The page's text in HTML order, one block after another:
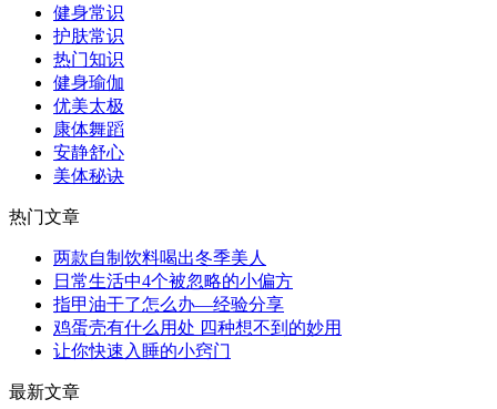
健身常识
护肤常识
热门知识
健身瑜伽
优美太极
康体舞蹈
安静舒心
美体秘诀
热门文章
两款自制饮料喝出冬季美人
日常生活中4个被忽略的小偏方
指甲油干了怎么办—经验分享
鸡蛋壳有什么用处 四种想不到的妙用
让你快速入睡的小窍门
最新文章